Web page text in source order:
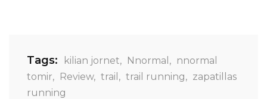
Tags: kilian jornet, Nnormal , nnormal
tomir, Review, trail , trail running, zapatillas
running